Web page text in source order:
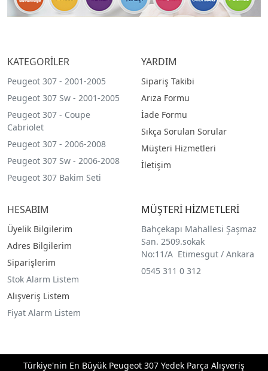
KATEGORİLER
Peugeot 307 - 2001-2005
Peugeot 307 Sw - 2001-2005
Peugeot 307 - Coupe
Cabriolet
Peugeot 307 - 2006-2008
Peugeot 307 Sw - 2006-2008
Peugeot 307 Bakim Seti
YARDIM
Sipariş Takibi
Arıza Formu
İade Formu
Sıkça Sorulan Sorular
Müşteri Hizmetleri
İletişim
HESABIM
Üyelik Bilgilerim
Adres Bilgilerim
Siparişlerim
Stok Alarm Listem
Alışveriş Listem
Fiyat Alarm Listem
MÜŞTERİ HİZMETLERİ
Bahçekapı Mahallesi Şaşmaz
San. 2509.sokak
No:11/A Etimesgut / Ankara
0545 311 0 312
Türkiye'nin En Büyük Peugeot 307 Yedek Parça Alışveriş